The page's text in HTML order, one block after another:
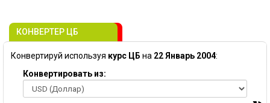
КОНВЕРТЕР ЦБ
Конвертируй используя курс ЦБ на 22 Январь 2004:
Конвертировать из: